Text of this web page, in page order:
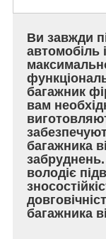
Ви завжди
автомобіль
багажник
вам
багажника
володіє
багажника